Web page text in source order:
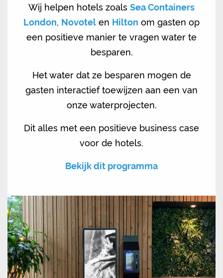
Wij helpen hotels zoals Sea Containers
London, Novotel en Hilton om gasten op
een positieve manier te vragen water te
besparen.
Het water dat ze besparen mogen de
gasten interactief toewijzen aan een van
onze waterprojecten.
Dit alles met een positieve business case
voor de hotels.
Bekijk dit programma